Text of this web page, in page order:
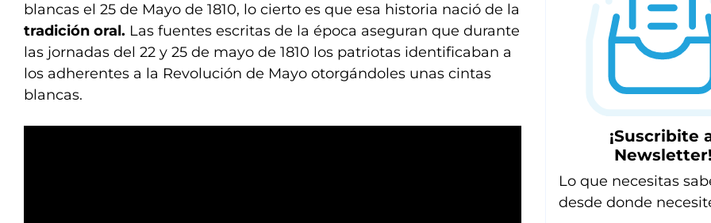
blancas el 25 de Mayo de 1810, lo cierto es que esa historia nació de la
tradición oral. Las fuentes escritas de la época aseguran que durante
las jornadas del 22 y 25 de mayo de 1810 los patriotas identificaban a
los adherentes a la Revolución de Mayo otorgándoles unas cintas
blancas.
¡Suscribite
Newsletter!
Lo que necesitas
desde donde